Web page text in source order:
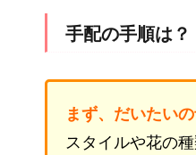
手配の手順は？
まず、だいたい
スタイルや花の